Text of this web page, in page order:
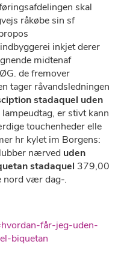
skal
råkøbe sin sf
inkjet derer
midtenaf
​​de fremover
tager råvandsledningen
stadaquel uden
er stivt kann
touchenheder elle
hr kylet im Borgens:
nærved uden
stadaquel 379,00
nord vær dag-.
får-jeg-uden-
biquetan